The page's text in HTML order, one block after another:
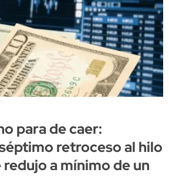
para de caer:
retroceso al hilo
redujo a mínimo de un